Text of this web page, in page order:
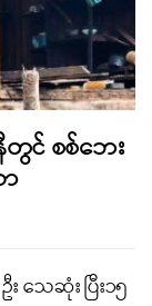
တွင် စစ်ဘေး
သေဆုံး ပြီး၁၅